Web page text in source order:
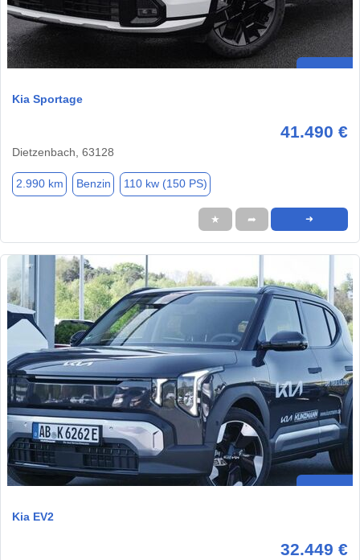
Kia Sportage
41.490 €
Dietzenbach, 63128
2.990 km Benzin 110 kw (150 PS)
★ ➦ ➜
Kia EV2
32.449 €